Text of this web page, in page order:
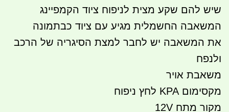
שיש להם שקע מצית לניפוח ציוד הקמפיינג
המשאבה החשמלית מגיע עם ציוד כבתמונה
את המשאבה יש לחבר למצת הסיגריה של הרכב
ולנפח
משאבת אויר
מקסימום KPA לחץ ניפוח
מקור מתח 12V